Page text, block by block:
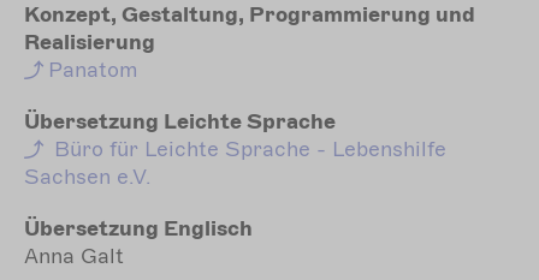
Konzept, Gestaltung, Programmierung und
Realisierung
Panatom
Übersetzung Leichte Sprache
Büro für Leichte Sprache - Lebenshilfe
Sachsen e.V.
Übersetzung Englisch
Anna Galt